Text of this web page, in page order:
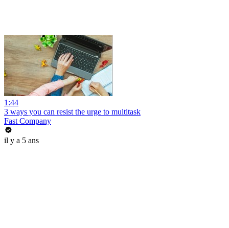
1:44
3 ways you can resist the urge to multitask
Fast Company
il y a 5 ans